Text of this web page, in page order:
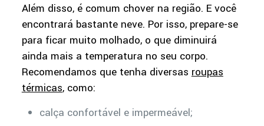
Além disso, é comum chover na região. E você
encontrará bastante neve. Por isso, prepare-se
para ficar muito molhado, o que diminuirá
ainda mais a temperatura no seu corpo.
Recomendamos que tenha diversas roupas
térmicas, como:
calça confortável e impermeável;